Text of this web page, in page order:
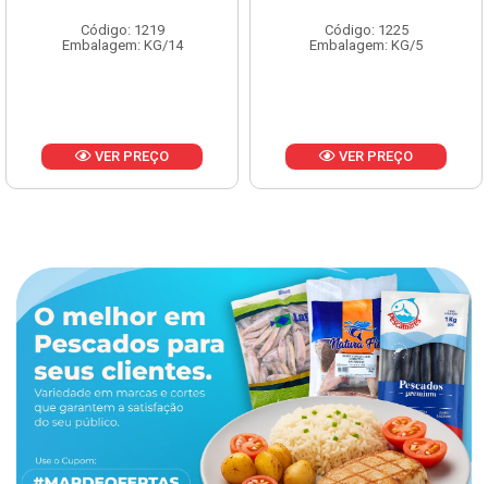
Código: 1219
Embalagem: KG/14
VER PREÇO
Código: 1225
Embalagem: KG/5
VER PREÇO